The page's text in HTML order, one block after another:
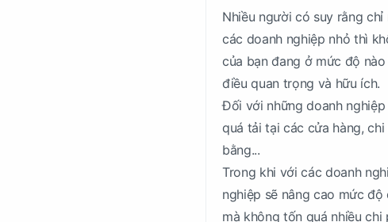
Nhiều người có suy rằng
các doanh nghiệp nhỏ thì
của bạn đang ở mức độ
điều quan trọng và hữu ích.
Đối với những doanh
quá tải tại các cửa hàng,
bằng...
Trong khi với các doanh
nghiệp sẽ nâng cao mức
mà không tốn quá nhiều chi